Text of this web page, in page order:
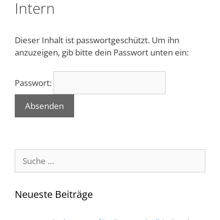
Intern
Dieser Inhalt ist passwortgeschützt. Um ihn
anzuzeigen, gib bitte dein Passwort unten ein:
Passwort:
Suche
nach:
Neueste Beiträge